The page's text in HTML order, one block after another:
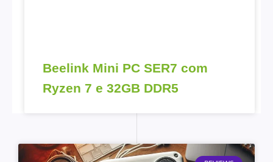
Beelink Mini PC SER7 com
Ryzen 7 e 32GB DDR5